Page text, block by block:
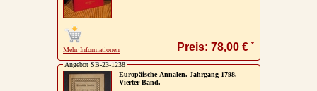
Mehr Informationen Preis: 78,00 € *
Angebot SB-23-1238
Europäische Annalen. Jahrgang 1798.
Vierter Band.